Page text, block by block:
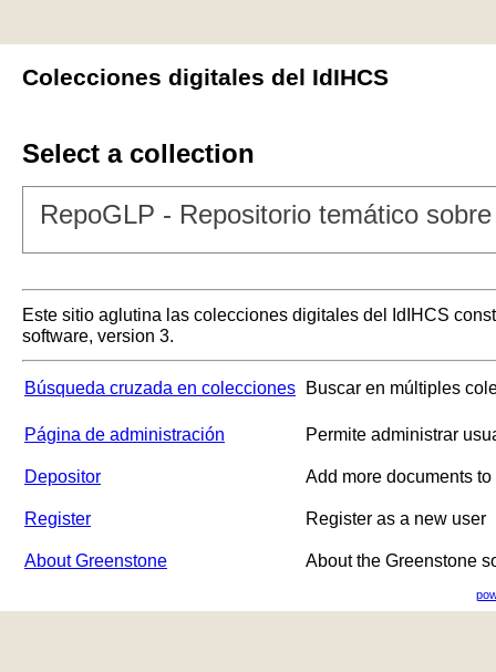
Colecciones digitales del IdIHCS
Select a collection
RepoGLP - Repositorio temático
Este sitio aglutina las colecciones digitales del IdIHCS
software, version 3.
Búsqueda cruzada en colecciones Buscar en múltiples
Página de administración Permite administrar
Depositor Add more documents
Register Register as a new user
About Greenstone About the Greenstone